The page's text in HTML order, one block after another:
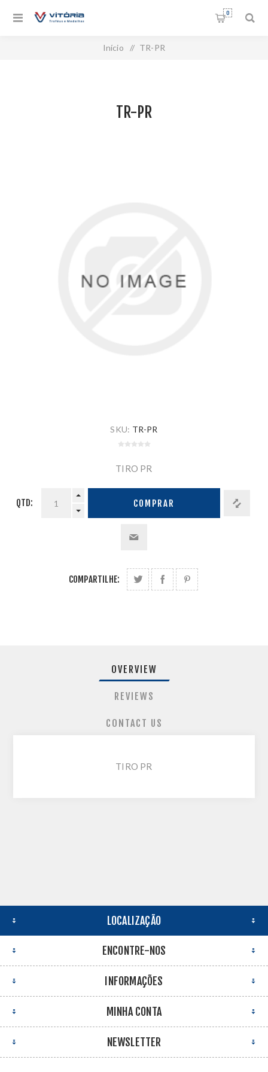
0
Início / TR-PR
TR-PR
SKU: TR-PR
TIRO PR
QTD: COMPRAR
COMPARTILHE:
OVERVIEW
REVIEWS
CONTACT US
TIRO PR
LOCALIZAÇÃO
ENCONTRE-NOS
INFORMAÇÕES
MINHA CONTA
NEWSLETTER